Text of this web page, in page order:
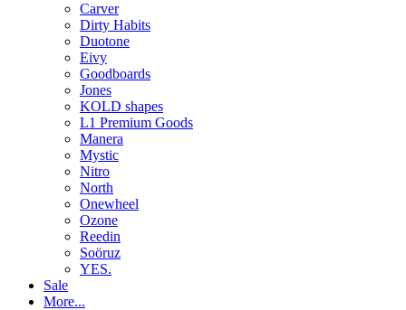
Carver
Dirty Habits
Duotone
Eivy
Goodboards
Jones
KOLD shapes
L1 Premium Goods
Manera
Mystic
Nitro
North
Onewheel
Ozone
Reedin
Soöruz
YES.
Sale
More...